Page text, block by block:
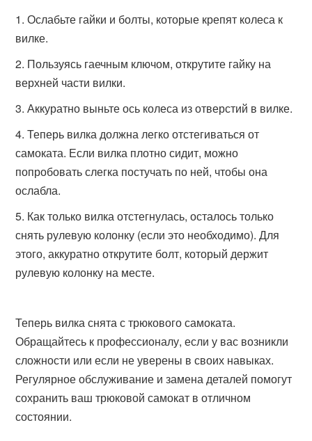
Ослабьте гайки и болты, которые крепят колеса к
вилке.
Пользуясь гаечным ключом, открутите гайку на
верхней части вилки.
Аккуратно выньте ось колеса из отверстий в вилке.
Теперь вилка должна легко отстегиваться от
самоката. Если вилка плотно сидит, можно
попробовать слегка постучать по ней, чтобы она
ослабла.
Как только вилка отстегнулась, осталось только
снять рулевую колонку (если это необходимо). Для
этого, аккуратно открутите болт, который держит
рулевую колонку на месте.
Теперь вилка снята с трюкового самоката.
Обращайтесь к профессионалу, если у вас возникли
сложности или если не уверены в своих навыках.
Регулярное обслуживание и замена деталей помогут
сохранить ваш трюковой самокат в отличном
состоянии.